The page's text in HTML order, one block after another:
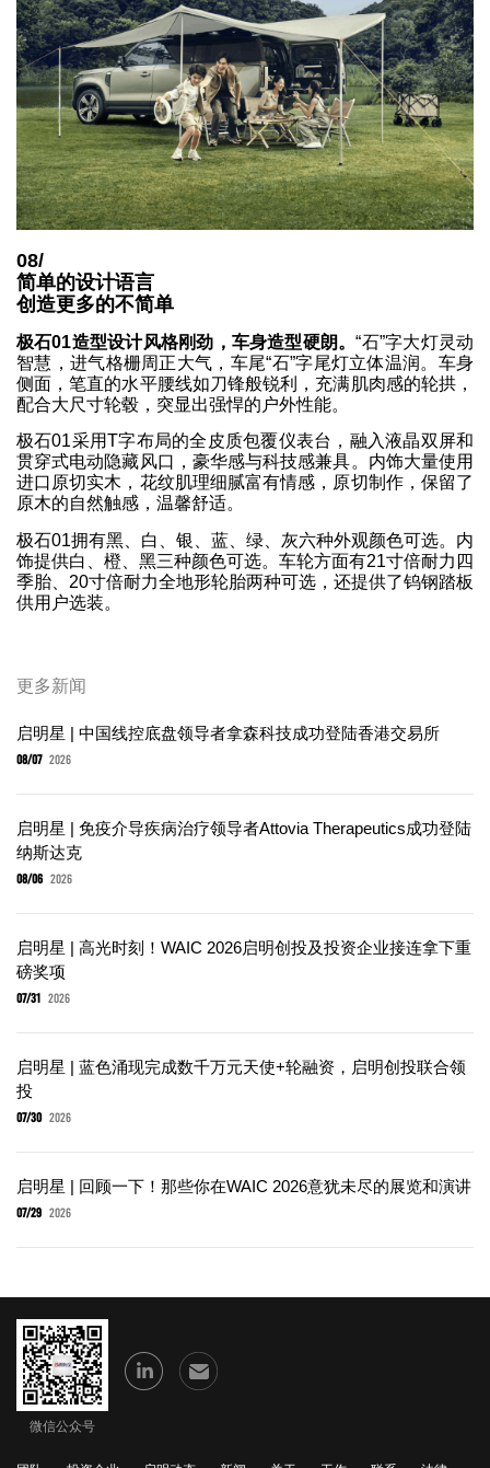
08/
简单的设计语言
创造更多的不简单
极石01造型设计风格刚劲，车身造型硬朗。“石”字大灯灵动
智慧，进气格栅周正大气，车尾“石”字尾灯立体温润。车身
侧面，笔直的水平腰线如刀锋般锐利，充满肌肉感的轮拱，
配合大尺寸轮毂，突显出强悍的户外性能。
极石01采用T字布局的全皮质包覆仪表台，融入液晶双屏和
贯穿式电动隐藏风口，豪华感与科技感兼具。内饰大量使用
进口原切实木，花纹肌理细腻富有情感，原切制作，保留了
原木的自然触感，温馨舒适。
极石01拥有黑、白、银、蓝、绿、灰六种外观颜色可选。内
饰提供白、橙、黑三种颜色可选。车轮方面有21寸倍耐力四
季胎、20寸倍耐力全地形轮胎两种可选，还提供了钨钢踏板
供用户选装。
更多新闻
启明星 | 中国线控底盘领导者拿森科技成功登陆香港交易所
08/07 2026
启明星 | 免疫介导疾病治疗领导者Attovia Therapeutics成功登陆
纳斯达克
08/06 2026
启明星 | 高光时刻！WAIC 2026启明创投及投资企业接连拿下重
磅奖项
07/31 2026
启明星 | 蓝色涌现完成数千万元天使+轮融资，启明创投联合领
投
07/30 2026
启明星 | 回顾一下！那些你在WAIC 2026意犹未尽的展览和演讲
07/29 2026
微信公众号